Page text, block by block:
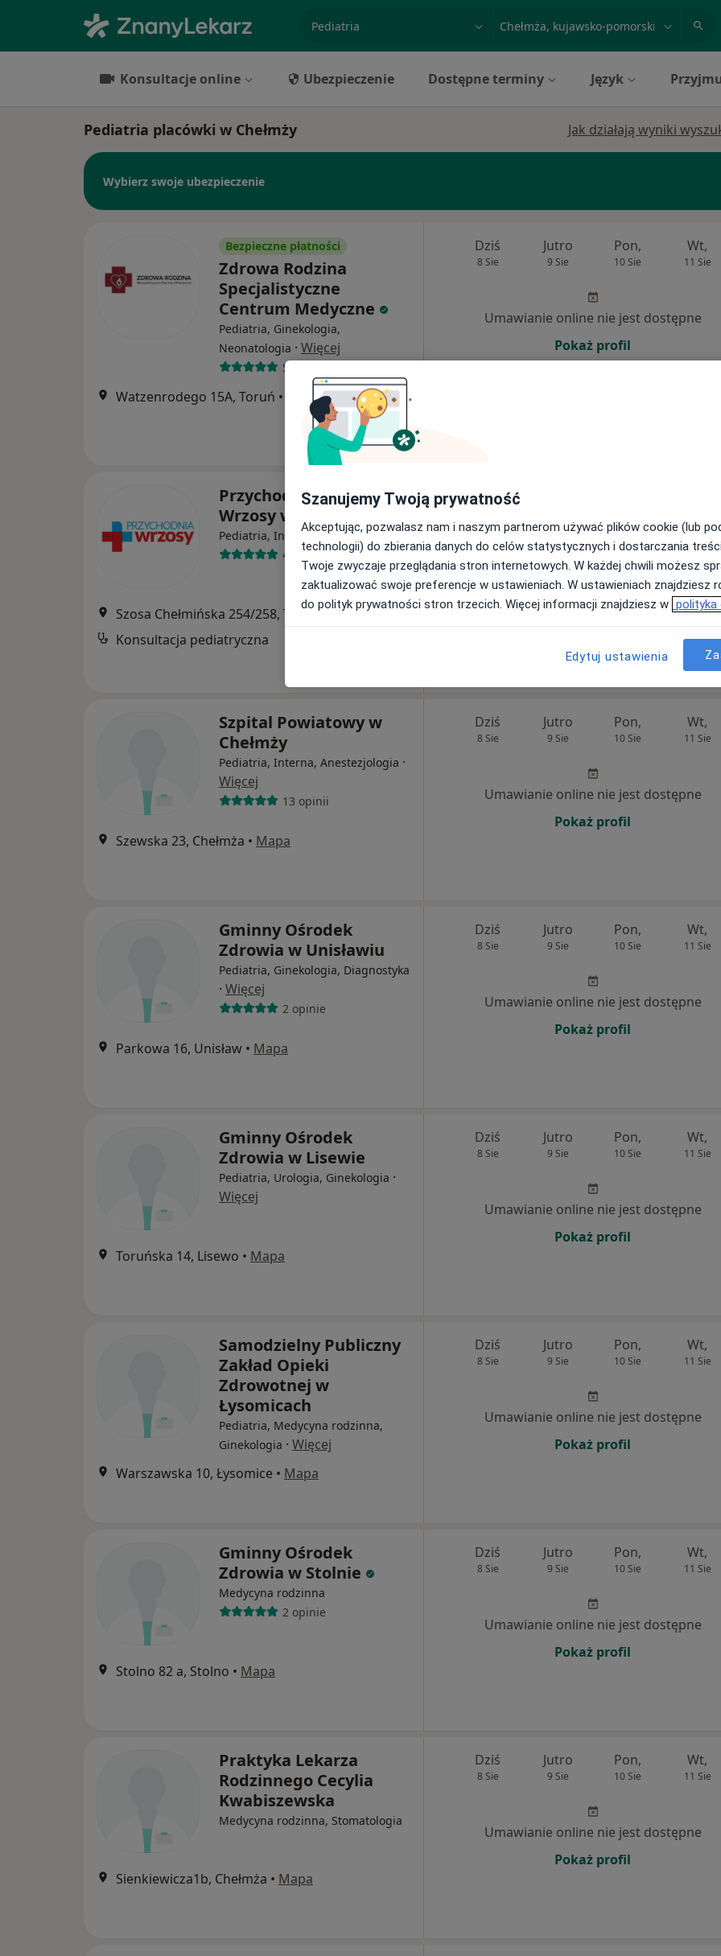
Konsultacje online Ubezpieczenie Dostępne terminy Język
Pediatria placówki w Chełmży Jak działają wyniki
Wybierz swoje ubezpieczenie
Bezpieczne płatności
Zdrowa Rodzina
Specjalistyczne
Centrum Medyczne
Pediatria, Ginekologia,
Neonatologia · Więcej
532 opinie
Watzenrodego 15A, Toruń • Mapa
Dziś
8 Sie
Jutro
9 Sie
Pon,
10 Sie
Wt,
11 Sie
Umawianie online nie jest dostępne
Pokaż profil
Przychodnia Lekarska
Wrzosy w Toruniu
Pediatria, Interna, Ultrasonografia
4 opinie
Szosa Chełmińska 254/258, Toruń • Mapa
Konsultacja pediatryczna
Dziś
Umawianie online nie jest dostępne
Pokaż profil
Szpital Powiatowy w
Chełmży
Pediatria, Interna, Anestezjologia ·
Więcej
13 opinii
Szewska 23, Chełmża • Mapa
Dziś
8 Sie
Jutro
9 Sie
Pon,
10 Sie
Wt,
11 Sie
Umawianie online nie jest dostępne
Pokaż profil
Gminny Ośrodek
Zdrowia w Unisławiu
Pediatria, Ginekologia, Diagnostyka
· Więcej
2 opinie
Parkowa 16, Unisław • Mapa
Dziś
8 Sie
Jutro
9 Sie
Pon,
10 Sie
Wt,
11 Sie
Umawianie online nie jest dostępne
Pokaż profil
Gminny Ośrodek
Zdrowia w Lisewie
Pediatria, Urologia, Ginekologia ·
Więcej
Toruńska 14, Lisewo • Mapa
Dziś
8 Sie
Jutro
9 Sie
Pon,
10 Sie
Wt,
11 Sie
Umawianie online nie jest dostępne
Pokaż profil
Samodzielny Publiczny
Zakład Opieki
Zdrowotnej w
Łysomicach
Pediatria, Medycyna rodzinna,
Ginekologia · Więcej
Warszawska 10, Łysomice • Mapa
Dziś
8 Sie
Jutro
9 Sie
Pon,
10 Sie
Wt,
11 Sie
Umawianie online nie jest dostępne
Pokaż profil
Gminny Ośrodek
Zdrowia w Stolnie
Medycyna rodzinna
2 opinie
Stolno 82 a, Stolno • Mapa
Dziś
8 Sie
Jutro
9 Sie
Pon,
10 Sie
Wt,
11 Sie
Umawianie online nie jest dostępne
Pokaż profil
Praktyka Lekarza
Rodzinnego Cecylia
Kwabiszewska
Medycyna rodzinna, Stomatologia
Sienkiewicza1b, Chełmża • Mapa
Dziś
8 Sie
Jutro
9 Sie
Pon,
10 Sie
Wt,
11 Sie
Umawianie online nie jest dostępne
Pokaż profil
Szanujemy Twoją prywatność
Akceptując, pozwalasz nam i naszym partnerom używać plików cookie (lub
technologii) do zbierania danych do celów statystycznych i dostarczania
Twoje zwyczaje przeglądania stron internetowych. W każdej chwili możesz
zaktualizować swoje preferencje w ustawieniach. W ustawieniach znajdziesz
do polityk prywatności stron trzecich. Więcej informacji znajdziesz w polityka
Edytuj ustawienia